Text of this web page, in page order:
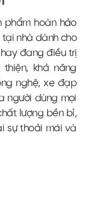
phẩm hoàn hảo
tại nhà dành cho
đang điều trị
khả năng
nghệ, xe đạp
người dùng mọi
lượng bền bỉ,
sự thoải mái và